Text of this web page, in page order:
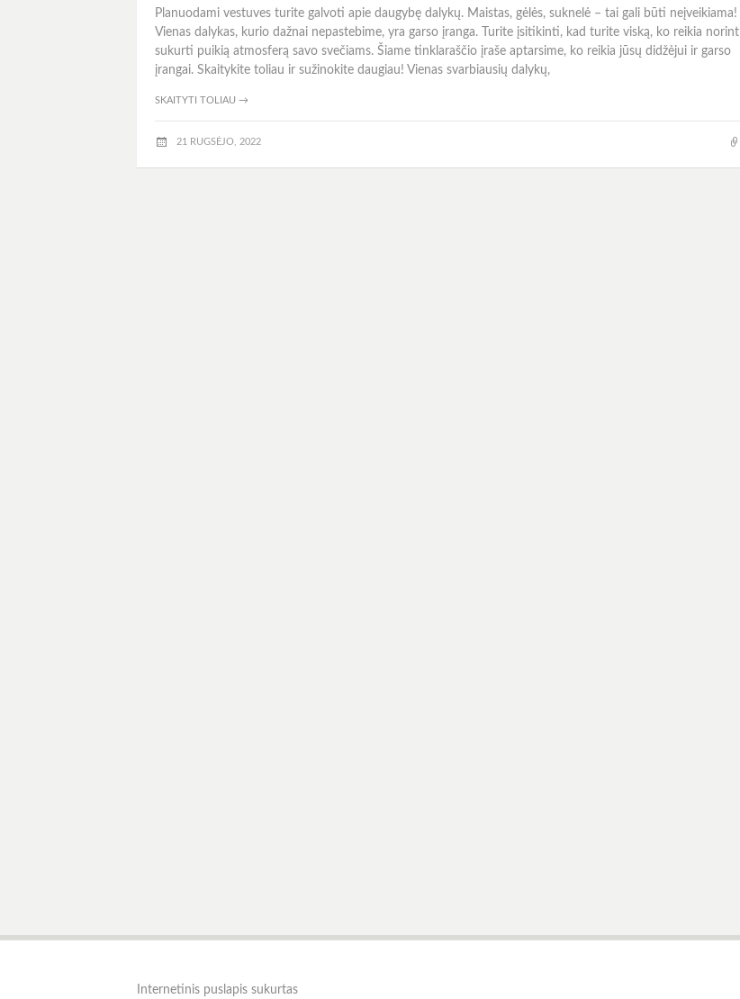
Planuodami vestuves turite galvoti apie daugybę dalykų. Maistas, gėlės, suknelė – tai gali būti neįveikiama!
Vienas dalykas, kurio dažnai nepastebime, yra garso įranga. Turite įsitikinti, kad turite viską, ko reikia norint
sukurti puikią atmosferą savo svečiams. Šiame tinklaraščio įraše aptarsime, ko reikia jūsų didžėjui ir garso
įrangai. Skaitykite toliau ir sužinokite daugiau! Vienas svarbiausių dalykų,
SKAITYTI TOLIAU →
21 RUGSĖJO, 2022
Internetinis puslapis sukurtas